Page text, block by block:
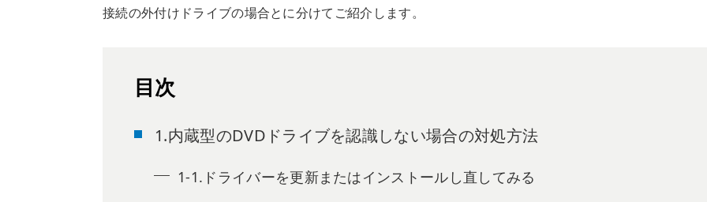
接続の外付けドライブの場合とに分けてご紹介します。
目次
1.内蔵型のDVDドライブを認識しない場合の対処方法
1-1.ドライバーを更新またはインストールし直してみる